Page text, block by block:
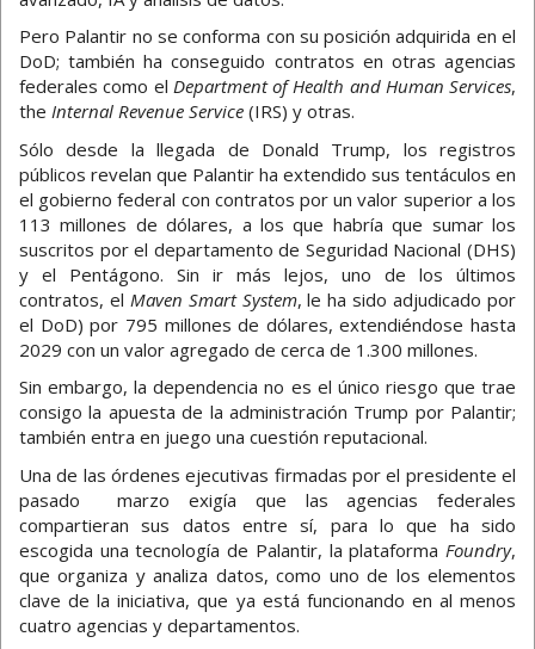
Pero Palantir no se conforma con su posición adquirida en el
DoD; también ha conseguido contratos en otras agencias
federales como el Department of Health and Human Services,
the Internal Revenue Service (IRS) y otras.
Sólo desde la llegada de Donald Trump, los registros
públicos revelan que Palantir ha extendido sus tentáculos en
el gobierno federal con contratos por un valor superior a los
113 millones de dólares, a los que habría que sumar los
suscritos por el departamento de Seguridad Nacional (DHS)
y el Pentágono. Sin ir más lejos, uno de los últimos
contratos, el Maven Smart System, le ha sido adjudicado por
el DoD) por 795 millones de dólares, extendiéndose hasta
2029 con un valor agregado de cerca de 1.300 millones.
Sin embargo, la dependencia no es el único riesgo que trae
consigo la apuesta de la administración Trump por Palantir;
también entra en juego una cuestión reputacional.
Una de las órdenes ejecutivas firmadas por el presidente el
pasado marzo exigía que las agencias federales
compartieran sus datos entre sí, para lo que ha sido
escogida una tecnología de Palantir, la plataforma Foundry,
que organiza y analiza datos, como uno de los elementos
clave de la iniciativa, que ya está funcionando en al menos
cuatro agencias y departamentos.